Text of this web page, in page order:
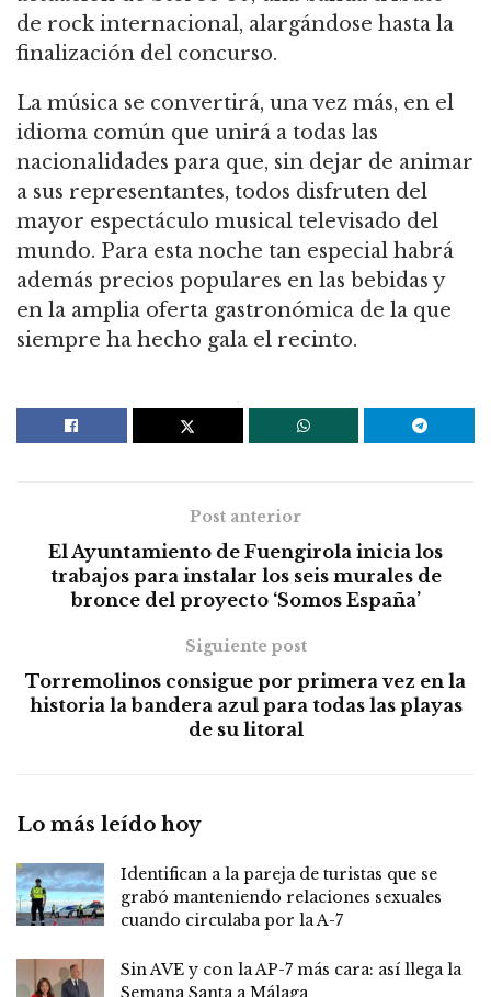
de rock internacional, alargándose hasta la
finalización del concurso.
La música se convertirá, una vez más, en el
idioma común que unirá a todas las
nacionalidades para que, sin dejar de animar
a sus representantes, todos disfruten del
mayor espectáculo musical televisado del
mundo. Para esta noche tan especial habrá
además precios populares en las bebidas y
en la amplia oferta gastronómica de la que
siempre ha hecho gala el recinto.
Post anterior
El Ayuntamiento de Fuengirola inicia los
trabajos para instalar los seis murales de
bronce del proyecto ‘Somos España’
Siguiente post
Torremolinos consigue por primera vez en la
historia la bandera azul para todas las playas
de su litoral
Lo más leído hoy
Identifican a la pareja de turistas que se
grabó manteniendo relaciones sexuales
cuando circulaba por la A-7
Sin AVE y con la AP-7 más cara: así llega la
Semana Santa a Málaga